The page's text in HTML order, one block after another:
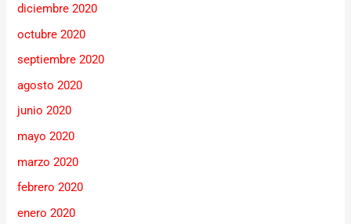
diciembre 2020
octubre 2020
septiembre 2020
agosto 2020
junio 2020
mayo 2020
marzo 2020
febrero 2020
enero 2020